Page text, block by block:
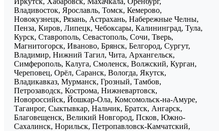
Владивосток, Ярославль, Томск, Кемерово,
Новокузнецк, Рязань, Астрахань, Набережные Челны,
Пенза, Киров, Липецк, Чебоксары, Калининград, Тула,
Курск, Ставрополь, Севастополь, Сочи, Тверь,
Магнитогорск, Иваново, Брянск, Белгород, Сургут,
Владимир, Нижний Тагил, Чита, Архангельск,
Симферополь, Калуга, Смоленск, Волжский, Курган,
Череповец, Орёл, Саранск, Вологда, Якутск,
Владикавказ, Мурманск, Грозный, Тамбов,
Петрозаводск, Кострома, Нижневартовск,
Новороссийск, Йошкар-Ола, Комсомольск-на-Амуре,
Таганрог, Сыктывкар, Нальчик, Братск, Ангарск,
Благовещенск, Великий Новгород, Псков, Южно-
Сахалинск, Норильск, Петропавловск-Камчатский,